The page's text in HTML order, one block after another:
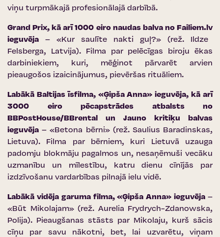
viņu turpmākajā profesionālajā darbībā.
Grand Prix, kā arī 1000 eiro naudas balva no Failiem.lv
ieguvēja – «Kur saulīte nakti guļ?» (rež. Ildze
Felsberga, Latvija). Filma par pelēcīgas biroju ēkas
darbiniekiem, kuri, mēģinot pārvarēt arvien
pieaugošos izaicinājumus, pievēršas rituāliem.
Labākā Baltijas īsfilma, «Ģipša Anna» ieguvēja, kā arī
3000 eiro pēcapstrādes atbalsts no
BBPostHouse/BBrental un Jauno kritiķu balvas
ieguvēja– «Betona bērni» (rež. Saulius Baradinskas,
Lietuva). Filma par bērniem, kuri Lietuvā uzauga
padomju blokmāju pagalmos un, nesaņēmuši vecāku
uzmanību un mīlestību, katru dienu cīnījās par
izdzīvošanu vardarbības pilnajā ielu vidē.
Labākā vidēja garuma filma, «Ģipša Anna» ieguvēja –
«Būt Mikolajam» (rež. Aurelia Frydrych-Zdanowska,
Polija). Pieaugšanas stāsts par Mikolaju, kurš sācis
cīņu par savu nākotni, bet, lai uzvarētu, viņam